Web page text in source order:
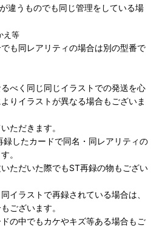
違うものでも同じ管理をしている場
え等
も同レアリティの場合は別の型番で
べく同じ同じイラストでの発送を心
りイラストが異なる場合もございま
ただきます。
したカードで同名・同レアリティの
。
ただいた際でもST再録の物もござい
イラストで再録されている場合は、
ございます。
の中でもカケやキズ等ある場合もご